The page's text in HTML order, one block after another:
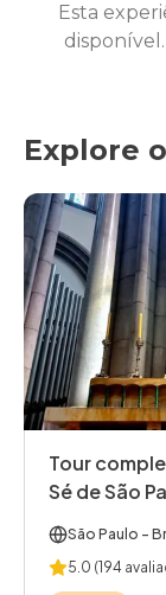
Esta
Explore
Tour
Sé de São
São Paulo -
5.0 (194